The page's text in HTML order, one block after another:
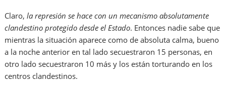
Claro, la represión se hace con un mecanismo absolutamente
clandestino protegido desde el Estado. Entonces nadie sabe que
mientras la situación aparece como de absoluta calma, bueno
a la noche anterior en tal lado secuestraron 15 personas, en
otro lado secuestraron 10 más y los están torturando en los
centros clandestinos.